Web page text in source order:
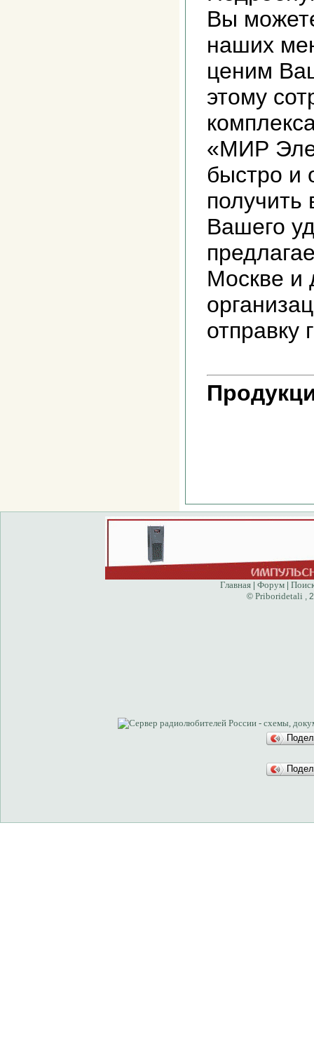
Вы
наших
ценим
этому
«МИР
быстро и
Вашего
Москве и
отправку
Главная| Форум|
© Priboridetali ,